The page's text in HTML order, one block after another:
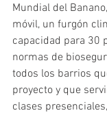
Mundial del
móvil, un furgón
capacidad para 30
normas de
todos los barrios
proyecto y que
clases